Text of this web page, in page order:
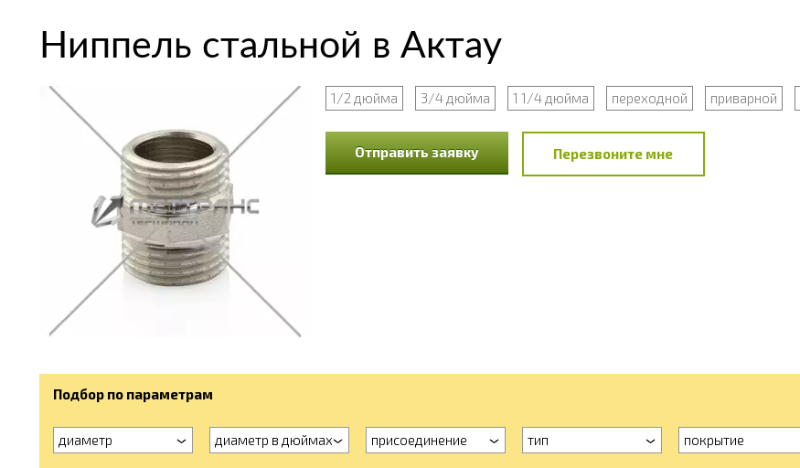
Ниппель стальной в Актау
1/2 дюйма 3/4 дюйма 1 1/4 дюйма переходной приварной
Отправить заявку Перезвоните мне
Подбор по параметрам
диаметр диаметр в дюймах присоединение тип покрытие